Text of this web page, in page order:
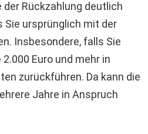
der Rückzahlung deutlich
Sie ursprünglich mit der
Insbesondere, falls Sie
Euro und mehr in
zurückführen. Da kann die
Jahre in Anspruch